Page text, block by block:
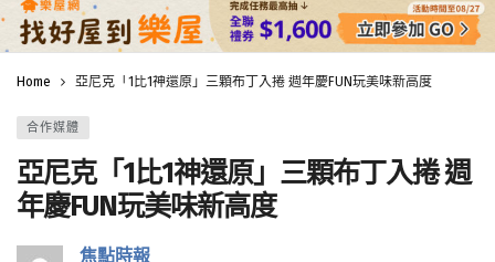
Home 亞尼克「1比1神還原」三顆布丁入捲 週年慶FUN玩美味新高度
合作媒體
亞尼克「1比1神還原」三顆布丁入捲 週
年慶FUN玩美味新高度
焦點時報